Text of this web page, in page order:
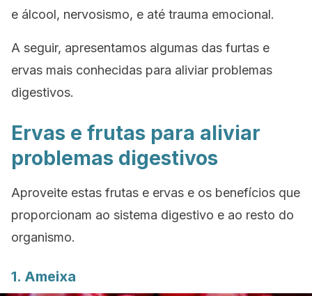
e álcool, nervosismo, e até trauma emocional.
A seguir, apresentamos algumas das furtas e
ervas mais conhecidas para aliviar problemas
digestivos.
Ervas e frutas para aliviar
problemas digestivos
Aproveite estas frutas e ervas e os benefícios que
proporcionam ao sistema digestivo e ao resto do
organismo.
1. Ameixa